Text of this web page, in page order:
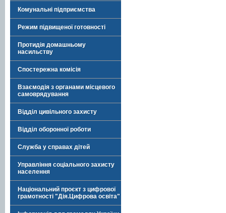
Комунальні підприємства
Режим підвищеної готовності
Протидія домашньому
насильству
Спостережна комісія
Взаємодія з органами місцевого
самоврядування
Відділ цивільного захисту
Відділ оборонної роботи
Служба у справах дітей
Управління соціального захисту
населення
Національний проєкт з цифрової
грамотності "Дія.Цифрова освіта"